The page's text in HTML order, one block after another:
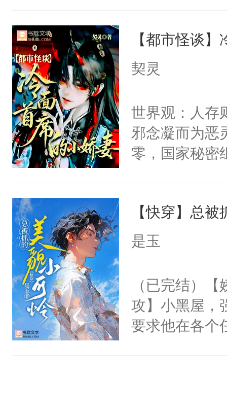
小白莲：“嘤
胡说，我没碰
不愧是大佬，
悉，嗷？这不
可以先看仙帝
人，最终坐上
病，一个个
上了还是无动
间变脸背叛他
的恶事他都对
一个权力滔天
右男主又报
他说：【您
年，存活下
再说一遍。】
【都市怪谈
契灵
世界观：人存
邪念凝而为恶
零，国家秘密
子嗣）。盘
孤独成性，被
嘴硬心软、
他才发现：
氓，本体是全
来想逗逗人类
【快穿】总
是玉
（已完结）
攻】小黑屋，
要求他在各个